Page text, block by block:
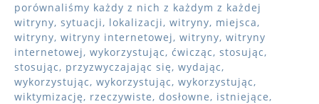
porównaliśmy każdy z nich z każdym z każdej
witryny, sytuacji, lokalizacji, witryny, miejsca,
witryny, witryny internetowej, witryny, witryny
internetowej, wykorzystując, ćwicząc, stosując,
stosując, przyzwyczajając się, wydając,
wykorzystując, wykorzystując, wykorzystując,
wiktymizację, rzeczywiste, dosłowne, istniejące,